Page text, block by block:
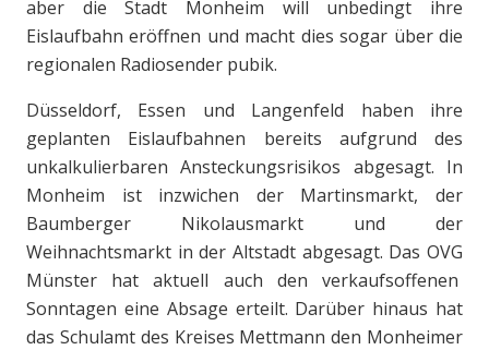
aber die Stadt Monheim will unbedingt ihre
Eislaufbahn eröffnen und macht dies sogar über die
regionalen Radiosender pubik.
Düsseldorf, Essen und Langenfeld haben ihre
geplanten Eislaufbahnen bereits aufgrund des
unkalkulierbaren Ansteckungsrisikos abgesagt. In
Monheim ist inzwichen der Martinsmarkt, der
Baumberger Nikolausmarkt und der
Weihnachtsmarkt in der Altstadt abgesagt. Das OVG
Münster hat aktuell auch den verkaufsoffenen
Sonntagen eine Absage erteilt. Darüber hinaus hat
das Schulamt des Kreises Mettmann den Monheimer